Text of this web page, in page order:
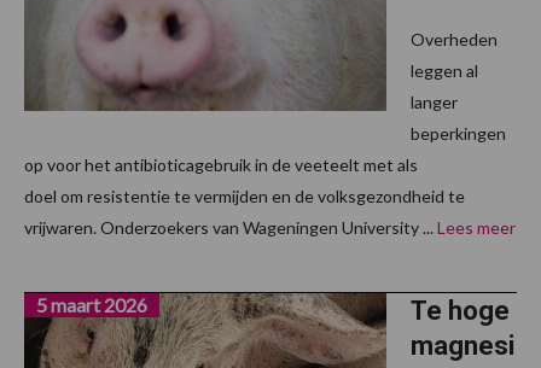
Overheden
leggen al
langer
beperkingen
op voor het antibioticagebruik in de veeteelt met als
doel om resistentie te vermijden en de volksgezondheid te
vrijwaren. Onderzoekers van Wageningen University ... Lees meer
Te hoge
magnesi
5 maart 2026